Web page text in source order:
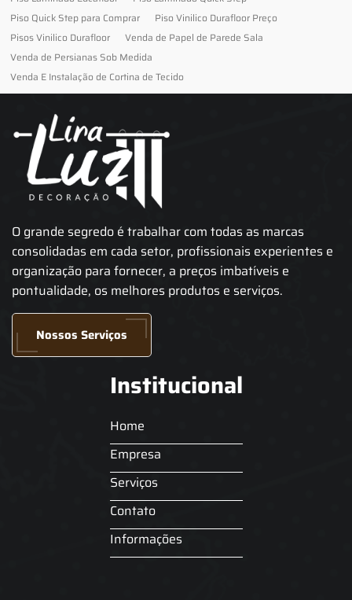
Piso Quick Step para Comprar
Piso Vinilico Durafloor Preço
Pisos Vinilico Durafloor
Venda de Papel de Parede Sala
Venda de Persianas Sob Medida
Venda E Instalação de Cortina de Tecido
O grande segredo é trabalhar com todas as marcas
consolidadas em cada setor, profissionais experientes e
organização para fornecer, a preços imbatíveis e
pontualidade, os melhores produtos e serviços.
Nossos Serviços
Institucional
Home
Empresa
Serviços
Contato
Informações